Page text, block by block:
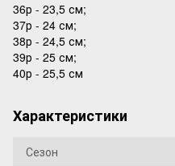
36р - 23,5 см;
37р - 24 см;
38р - 24,5 см;
39р - 25 см;
40р - 25,5 см
Характеристики
Сезон